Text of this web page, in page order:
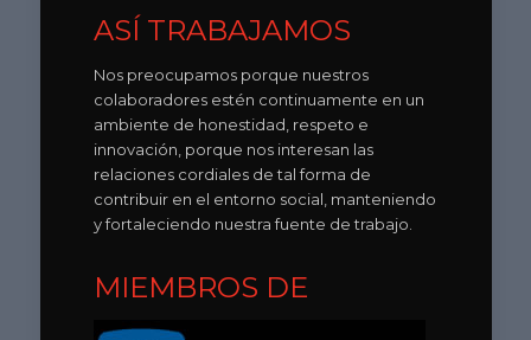
ASÍ TRABAJAMOS
Nos preocupamos porque nuestros
colaboradores estén continuamente en un
ambiente de honestidad, respeto e
innovación, porque nos interesan las
relaciones cordiales de tal forma de
contribuir en el entorno social, manteniendo
y fortaleciendo nuestra fuente de trabajo.
MIEMBROS DE